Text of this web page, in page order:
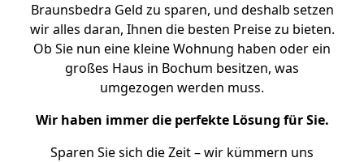
Braunsbedra Geld zu sparen, und deshalb setzen
wir alles daran, Ihnen die besten Preise zu bieten.
Ob Sie nun eine kleine Wohnung haben oder ein
großes Haus in Bochum besitzen, was
umgezogen werden muss.
Wir haben immer die perfekte Lösung für Sie.
Sparen Sie sich die Zeit – wir kümmern uns